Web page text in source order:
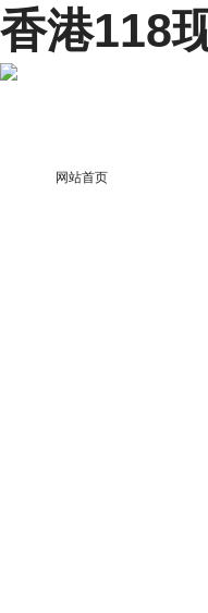
香港118
网站首页